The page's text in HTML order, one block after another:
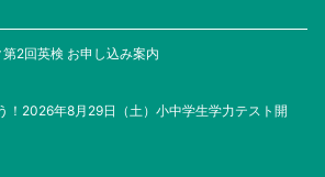
2回英検 お申し込み案内
！2026年8月29日（土）小中学生学力テスト開